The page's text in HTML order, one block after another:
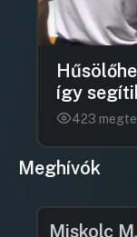
így
423
Meghívók
Miskolc